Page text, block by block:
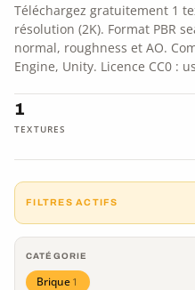
Téléchargez gratuitement 1
résolution (2K). Format PBR
normal, roughness et AO.
Engine, Unity. Licence CC0 :
1
TEXTURES
FILTRES ACTIFS
CATÉGORIE
Brique 1